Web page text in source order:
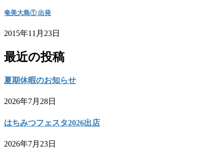
奄美大島① 出発
2015年11月23日
最近の投稿
夏期休暇のお知らせ
2026年7月28日
はちみつフェスタ2026出店
2026年7月23日